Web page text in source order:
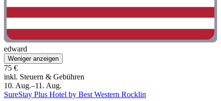
edward
Weniger anzeigen
75 €
inkl. Steuern & Gebühren
10. Aug.–11. Aug.
SureStay Plus Hotel by Best Western Rocklin